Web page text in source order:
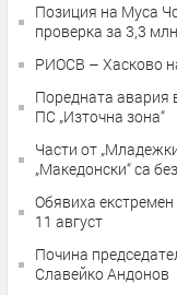
Позиция на Муса
проверка за 3,3
РИОСВ – Хасково
Поредната авария
ПС „Източна зона“
Части от
„Македонски“ са
Обявиха
11 август
Почина
Славейко Андонов